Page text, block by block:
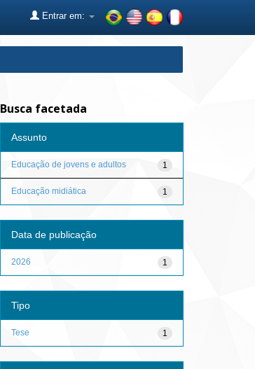
Entrar em:
Busca facetada
Assunto
1
Educação de jovens e adultos
1
Educação midiática
Data de publicação
1
2026
Tipo
1
Tese